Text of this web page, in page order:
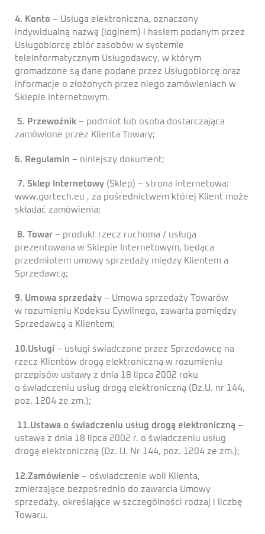
4. Konto – Usługa elektroniczna, oznaczony
indywidualną nazwą (loginem) i hasłem podanym przez
Usługobiorcę zbiór zasobów w systemie
teleinformatycznym Usługodawcy, w którym
gromadzone są dane podane przez Usługobiorcę oraz
informacje o złożonych przez niego zamówieniach w
Sklepie Internetowym.
5. Przewoźnik – podmiot lub osoba dostarczająca
zamówione przez Klienta Towary;
6. Regulamin – niniejszy dokument;
7. Sklep Internetowy (Sklep) – strona internetowa:
www.gortech.eu , za pośrednictwem której Klient może
składać zamówienia;
8. Towar – produkt rzecz ruchoma / usługa
prezentowana w Sklepie Internetowym, będąca
przedmiotem umowy sprzedaży między Klientem a
Sprzedawcą;
9. Umowa sprzedaży – Umowa sprzedaży Towarów
w rozumieniu Kodeksu Cywilnego, zawarta pomiędzy
Sprzedawcą a Klientem;
10.Usługi – usługi świadczone przez Sprzedawcę na
rzecz Klientów drogą elektroniczną w rozumieniu
przepisów ustawy z dnia 18 lipca 2002 roku
o świadczeniu usług drogą elektroniczną (Dz.U. nr 144,
poz. 1204 ze zm.);
11.Ustawa o świadczeniu usług drogą elektroniczną –
ustawa z dnia 18 lipca 2002 r. o świadczeniu usług
drogą elektroniczną (Dz. U. Nr 144, poz. 1204 ze zm.);
12.Zamówienie – oświadczenie woli Klienta,
zmierzające bezpośrednio do zawarcia Umowy
sprzedaży, określające w szczególności rodzaj i liczbę
Towaru.